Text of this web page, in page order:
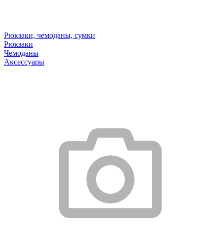
Рюкзаки, чемоданы, сумки
Рюкзаки
Чемоданы
Аксессуары